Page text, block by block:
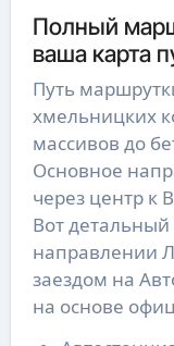
Полный
ваша карта
Путь
хмельницких
массивов до
Основное
через центр к
Вот
направлении
заездом на
на основе